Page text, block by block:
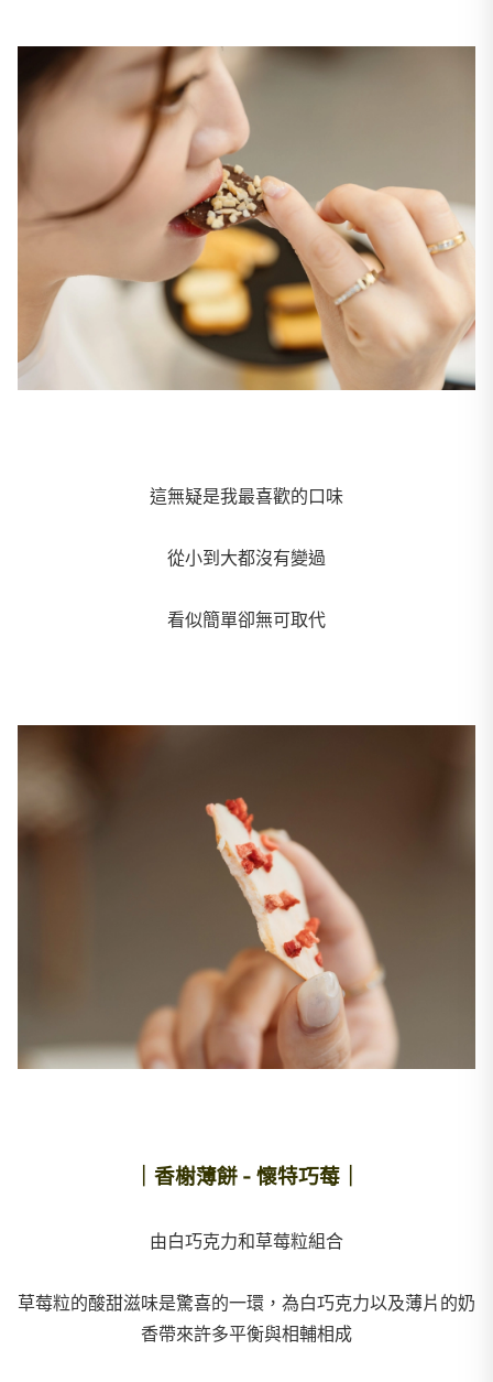
這無疑是我最喜歡的口味
從小到大都沒有變過
看似簡單卻無可取代
｜香榭薄餅 - 懷特巧莓｜
由白巧克力和草莓粒組合
草莓粒的酸甜滋味是驚喜的一環，為白巧克力以及薄片的奶
香帶來許多平衡與相輔相成